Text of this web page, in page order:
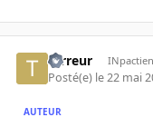
terreur INpactien
Posté(e) le 22 mai
AUTEUR